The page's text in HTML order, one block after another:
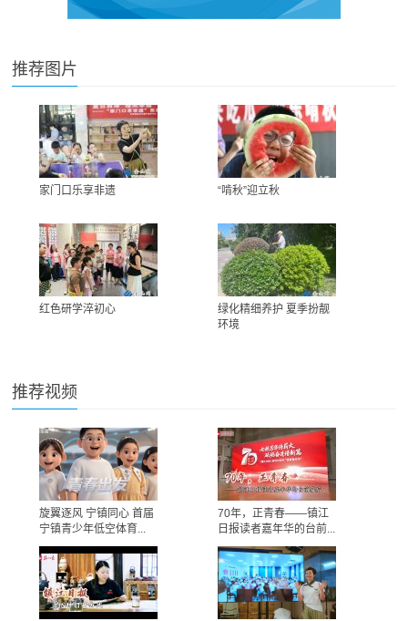
推荐图片
家门口乐享非遗 “啃秋”迎立秋
红色研学淬初心
绿化精细养护 夏季扮靓
环境
推荐视频
旋翼逐风 宁镇同心 首届
宁镇青少年低空体育...
70年，正青春——镇江
日报读者嘉年华的台前...